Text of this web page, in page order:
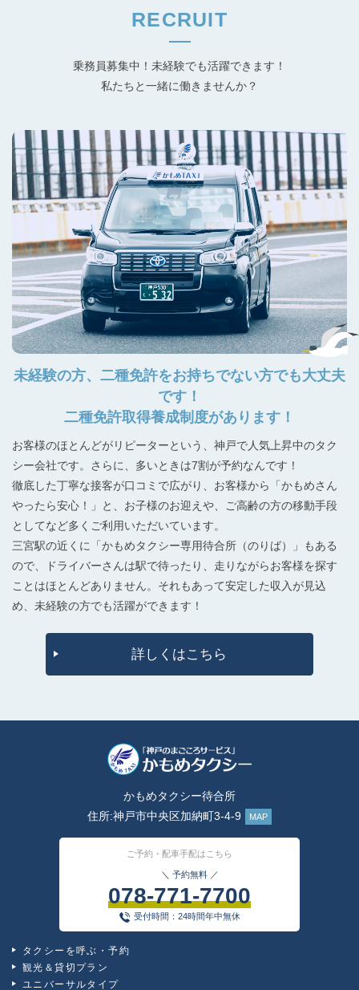
RECRUIT
乗務員募集中！未経験でも活躍できます！
私たちと一緒に働きませんか？
未経験の方、二種免許をお持ちでない方でも大丈夫
です！
二種免許取得養成制度があります！
お客様のほとんどがリピーターという、神戸で人気上昇中のタク
シー会社です。さらに、多いときは7割が予約なんです！
徹底した丁寧な接客が口コミで広がり、お客様から「かもめさん
やったら安心！」と、お子様のお迎えや、ご高齢の方の移動手段
としてなど多くご利用いただいています。
三宮駅の近くに「かもめタクシー専用待合所（のりば）」もある
ので、ドライバーさんは駅で待ったり、走りながらお客様を探す
ことはほとんどありません。それもあって安定した収入が見込
め、未経験の方でも活躍ができます！
詳しくはこちら
かもめタクシー待合所
住所:神戸市中央区加納町3-4-9
MAP
ご予約・配車手配はこちら
＼ 予約無料 ／
078-771-7700
受付時間：24時間年中無休
タクシーを呼ぶ・予約
観光＆貸切プラン
ユニバーサルタイプ